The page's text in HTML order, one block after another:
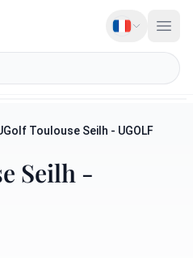
Toulouse Seilh - UGOLF
Seilh -